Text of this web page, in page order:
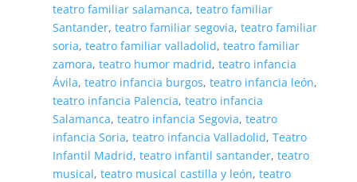
teatro familiar salamanca, teatro familiar
Santander, teatro familiar segovia, teatro familiar
soria, teatro familiar valladolid, teatro familiar
zamora, teatro humor madrid, teatro infancia
Ávila, teatro infancia burgos, teatro infancia león,
teatro infancia Palencia, teatro infancia
Salamanca, teatro infancia Segovia, teatro
infancia Soria, teatro infancia Valladolid, Teatro
Infantil Madrid, teatro infantil santander, teatro
musical, teatro musical castilla y león, teatro